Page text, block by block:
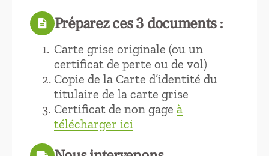
description Préparez ces 3 documents :
Carte grise originale (ou un
certificat de perte ou de vol)
Copie de la Carte d’identité du
titulaire de la carte grise
Certificat de non gage à
télécharger ici